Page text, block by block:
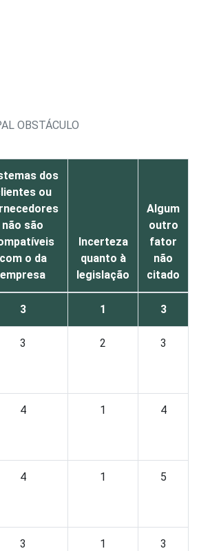
OBSTÁCULO
dos
ou
não são
com o da
empresa
Incerteza
quanto à
legislação
Algum
outro
fator
não
citado
3 1 3
3 2 3
4 1 4
4 1 5
3 1 3